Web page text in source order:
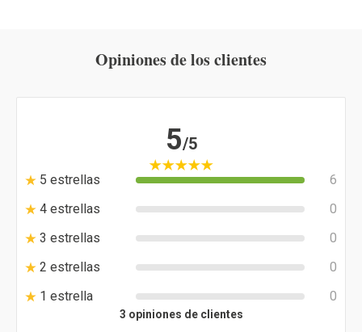
Opiniones de los clientes
5/5
5 estrellas
6
4 estrellas
0
3 estrellas
0
2 estrellas
0
1 estrella
0
3 opiniones de clientes